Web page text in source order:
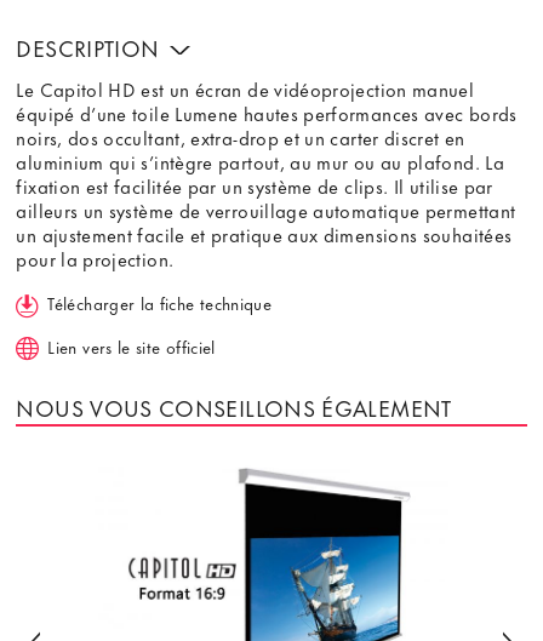
DESCRIPTION
Le Capitol HD est un écran de vidéoprojection manuel
équipé d’une toile Lumene hautes performances avec bords
noirs, dos occultant, extra-drop et un carter discret en
aluminium qui s’intègre partout, au mur ou au plafond. La
fixation est facilitée par un système de clips. Il utilise par
ailleurs un système de verrouillage automatique permettant
un ajustement facile et pratique aux dimensions souhaitées
pour la projection.
Télécharger la fiche technique
Lien vers le site officiel
NOUS VOUS CONSEILLONS ÉGALEMENT